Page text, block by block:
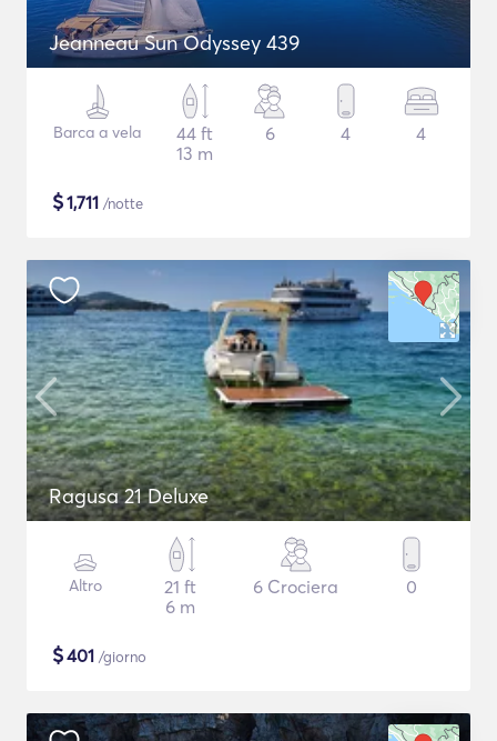
Jeanneau Sun Odyssey 439
Barca a vela
44 ft
13 m
6 4 4
$1,711 /notte
Ragusa 21 Deluxe
Altro
21 ft
6 m
6 Crociera 0
$401 /giorno